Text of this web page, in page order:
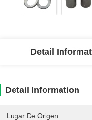
Detail
Detail Information
Lugar De Origen